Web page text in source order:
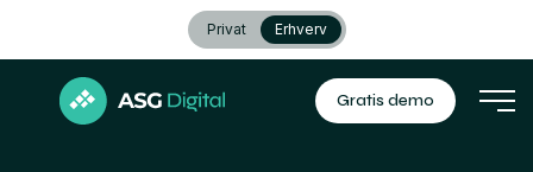
Privat Erhverv
Gratis demo